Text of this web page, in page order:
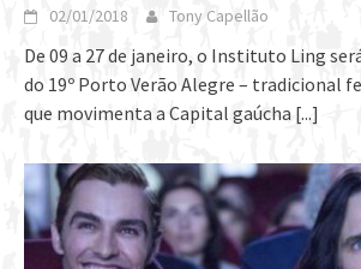
02/01/2018 Tony Capellão
De 09 a 27 de janeiro, o Instituto Ling
do 19º Porto Verão Alegre – tradicional
que movimenta a Capital gaúcha [...]